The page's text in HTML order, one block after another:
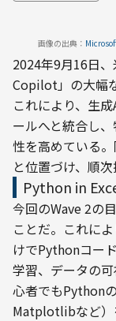
画像の出典：
2024年9月16日
Copilot」の大幅
これにより、生
ールへと統合し
性を高めている
と位置づけ、順
Python in
今回のWave 2の
ことだ。これに
けでPythonコー
学習、データの
心者でもPython
Matplotlibなど）